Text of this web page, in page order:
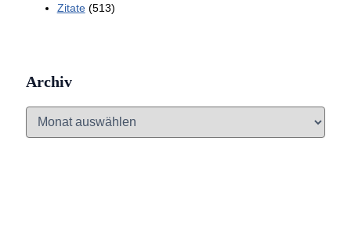
Zitate(513)
Archiv
A